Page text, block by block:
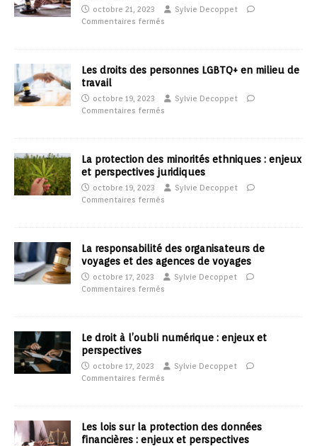
octobre 21, 2023
Sylvie Decoppet
Commentaires fermés
Les droits des personnes LGBTQ+ en milieu de
travail
octobre 19, 2023
Sylvie Decoppet
Commentaires fermés
La protection des minorités ethniques : enjeux
et perspectives juridiques
octobre 19, 2023
Sylvie Decoppet
Commentaires fermés
La responsabilité des organisateurs de
voyages et des agences de voyages
octobre 17, 2023
Sylvie Decoppet
Commentaires fermés
Le droit à l’oubli numérique : enjeux et
perspectives
octobre 17, 2023
Sylvie Decoppet
Commentaires fermés
Les lois sur la protection des données
financières : enjeux et perspectives